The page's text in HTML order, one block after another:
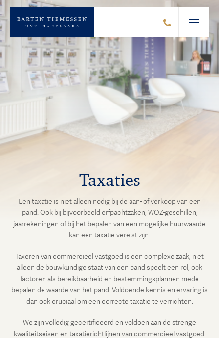
Taxaties
Een taxatie is niet alleen nodig bij de aan- of verkoop van een
pand. Ook bij bijvoorbeeld erfpachtzaken, WOZ-geschillen,
jaarrekeningen of bij het bepalen van een mogelijke huurwaarde
kan een taxatie vereist zijn.
Taxeren van commercieel vastgoed is een complexe zaak; niet
alleen de bouwkundige staat van een pand speelt een rol, ook
factoren als bereikbaarheid en bestemmingsplannen mede
bepalen de waarde van het pand. Voldoende kennis en ervaring is
dan ook cruciaal om een correcte taxatie te verrichten.
We zijn volledig gecertificeerd en voldoen aan de strenge
kwaliteitseisen en taxatierichtlijnen van commercieel vastgoed.